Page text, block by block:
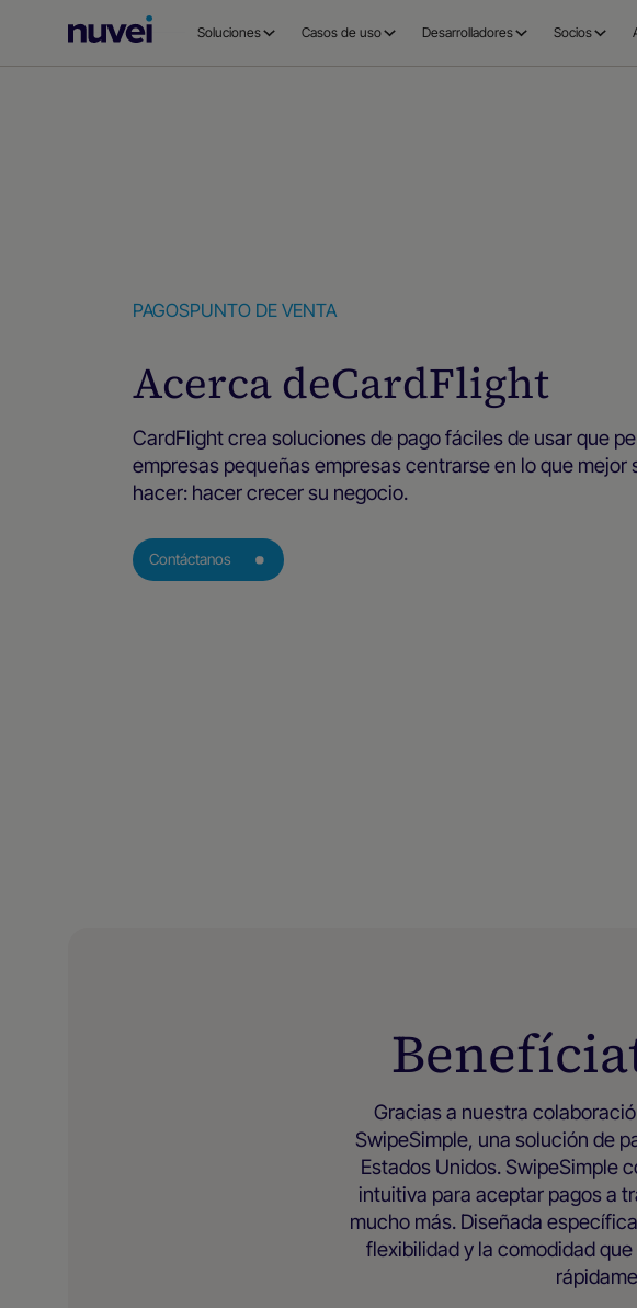
PáginaSoluciones Casos de uso Desarrolladores Socios
PAGOSPUNTO DE VENTA
Acerca deCardFlight
CardFlight crea soluciones de pago fáciles de usar que
empresas pequeñas empresas centrarse en lo que mejor
hacer: hacer crecer su negocio.
Contáctanos
Gracias a nuestra
SwipeSimple, una solución de
Estados Unidos. SwipeSimple
intuitiva para aceptar pagos a
mucho más. Diseñada
flexibilidad y la comodidad